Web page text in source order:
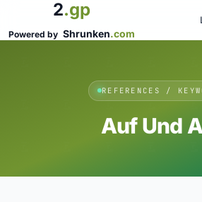
2.gp
Powered by Shrunken.com
REFERENCES /
Auf Und